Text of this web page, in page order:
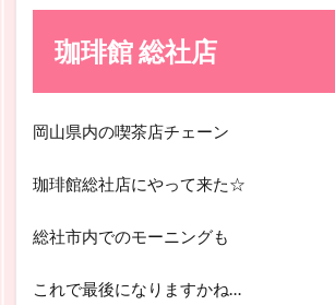
珈琲館 総社店
岡山県内の喫茶店チェーン
珈琲館総社店にやって来た☆
総社市内でのモーニングも
これで最後になりますかね…